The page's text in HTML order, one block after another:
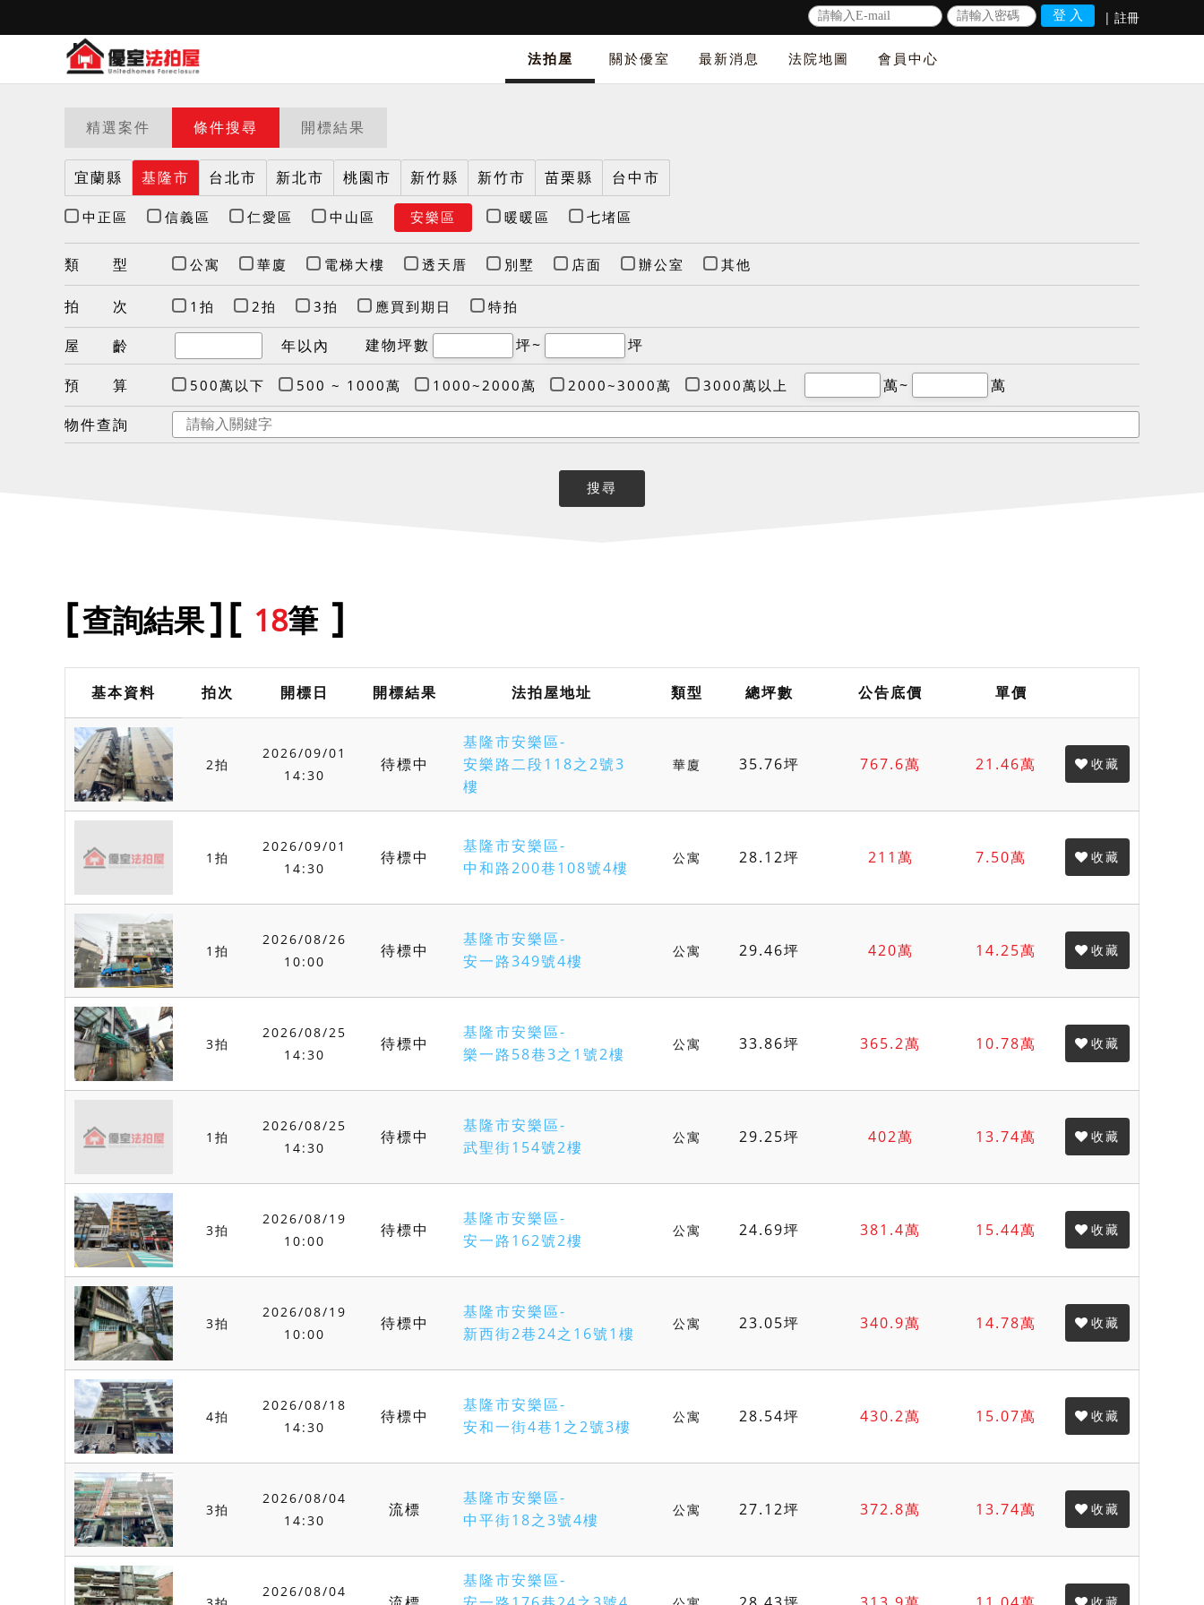
| 註冊
法拍屋 關於優室 最新消息 法院地圖 會員中心
精選案件 條件搜尋 開標結果
宜蘭縣 基隆市 台北市 新北市 桃園市 新竹縣 新竹市 苗栗縣 台中市
中正區 信義區 仁愛區 中山區 安樂區 暖暖區 七堵區
類 型 公寓 華廈 電梯大樓 透天厝 別墅 店面 辦公室 其他
拍 次 1拍 2拍 3拍 應買到期日 特拍
屋 齡 年以內 建物坪數 坪~ 坪
預 算 500萬以下 500 ~ 1000萬 1000~2000萬 2000~3000萬 3000萬以上 萬~
萬
物件查詢
查詢結果 18筆
基本資料 拍次 開標日 開標結果 法拍屋地址 類型 總坪數 公告底價 單價
2拍
2026/09/01
14:30
待標中
基隆市安樂區-
安樂路二段118之2號3
樓
華廈 35.76坪 767.6萬 21.46萬 收藏
1拍
2026/09/01
14:30
待標中
基隆市安樂區-
中和路200巷108號4樓
公寓 28.12坪 211萬 7.50萬 收藏
1拍
2026/08/26
10:00
待標中
基隆市安樂區-
安一路349號4樓
公寓 29.46坪 420萬 14.25萬 收藏
3拍
2026/08/25
14:30
待標中
基隆市安樂區-
樂一路58巷3之1號2樓
公寓 33.86坪 365.2萬 10.78萬 收藏
1拍
2026/08/25
14:30
待標中
基隆市安樂區-
武聖街154號2樓
公寓 29.25坪 402萬 13.74萬 收藏
3拍
2026/08/19
10:00
待標中
基隆市安樂區-
安一路162號2樓
公寓 24.69坪 381.4萬 15.44萬 收藏
3拍
2026/08/19
10:00
待標中
基隆市安樂區-
新西街2巷24之16號1樓
公寓 23.05坪 340.9萬 14.78萬 收藏
4拍
2026/08/18
14:30
待標中
基隆市安樂區-
安和一街4巷1之2號3樓
公寓 28.54坪 430.2萬 15.07萬 收藏
3拍
2026/08/04
14:30
流標
基隆市安樂區-
中平街18之3號4樓
公寓 27.12坪 372.8萬 13.74萬 收藏
2026/08/04
基隆市安樂區-